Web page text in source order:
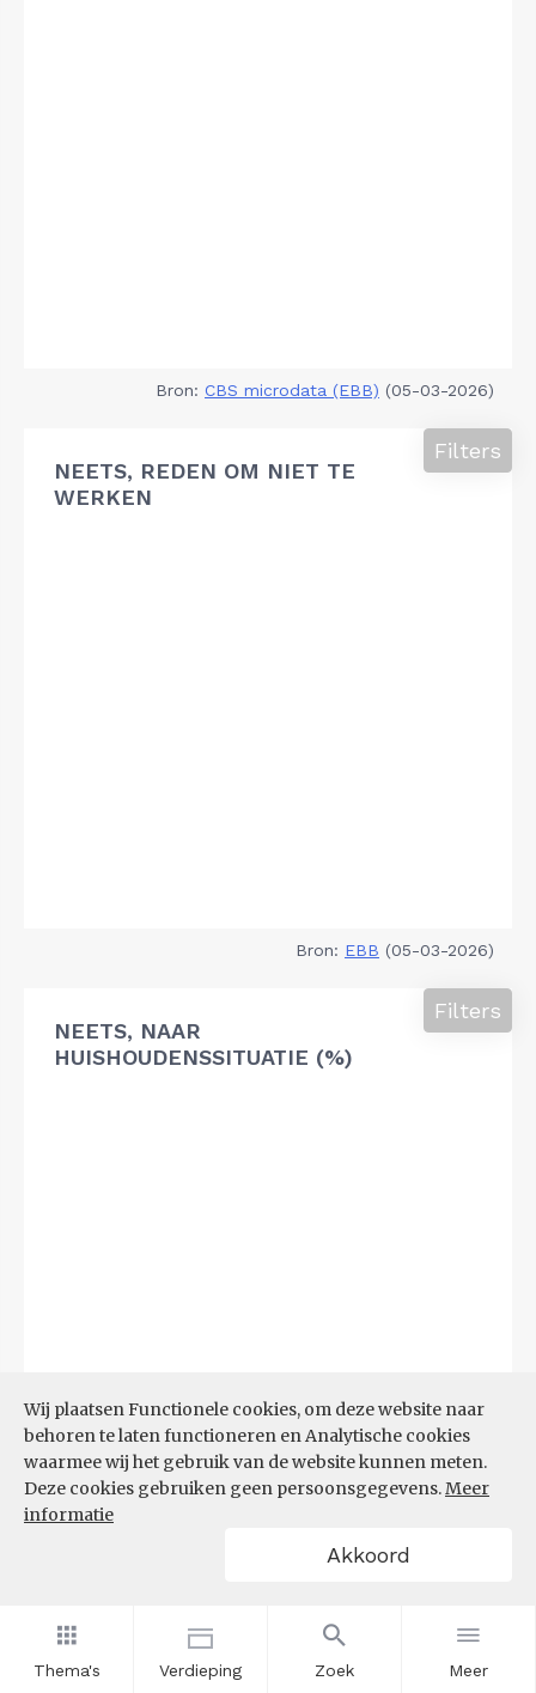
Thema's Verdieping Zoek Meer
Wij plaatsen Functionele cookies, om deze website naar
behoren te laten functioneren en Analytische cookies
waarmee wij het gebruik van de website kunnen meten.
Deze cookies gebruiken geen persoonsgegevens.Meer
informatie
Akkoord
Bron: CBS microdata (EBB) (05-03-2026)
NEETS, REDEN OM NIET TE
WERKEN
Filters
Bron: EBB (05-03-2026)
NEETS, NAAR
HUISHOUDENSSITUATIE (%)
Filters